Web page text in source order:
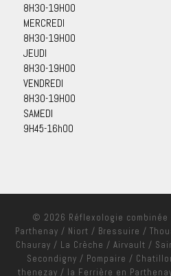
8H30-19H00
MERCREDI
8H30-19H00
JEUDI
8H30-19H00
VENDREDI
8H30-19H00
SAMEDI
9H45-16h00
© 2026 Réflexologie combinée